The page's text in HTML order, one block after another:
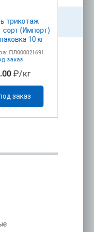
трикотаж
сорт (Импорт)
31 упаковка 10 кг
ПЛ000021691
заказ
₽/кг
заказ